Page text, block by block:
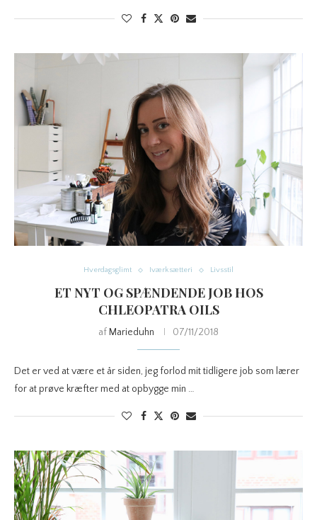
Hverdagsglimt Iværksætteri Livsstil
ET NYT OG SPÆNDENDE JOB HOS
CHLEOPATRA OILS
af Marieduhn 07/11/2018
Det er ved at være et år siden, jeg forlod mit tidligere job som lærer
for at prøve kræfter med at opbygge min …